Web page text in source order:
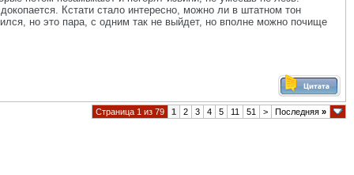
Кстати стало интересно, можно ли в штатном тон
но это пара, с одним так не выйдет, но вполне можно почище
Страница 1 из 79 1 2 3 4 5 11 51 > Последняя »